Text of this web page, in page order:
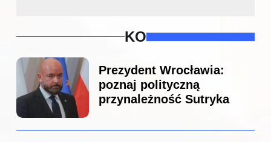
KO
Prezydent Wrocławia:
poznaj polityczną
przynależność Sutryka